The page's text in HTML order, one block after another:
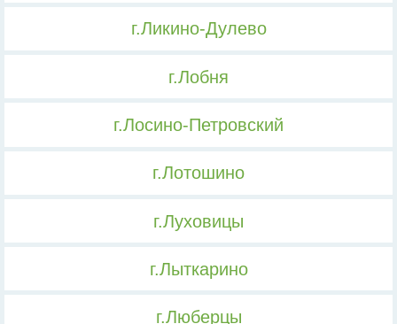
г.Ликино-Дулево
г.Лобня
г.Лосино-Петровский
г.Лотошино
г.Луховицы
г.Лыткарино
г.Люберцы